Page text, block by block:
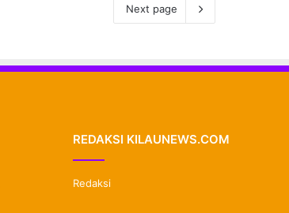
Next page
REDAKSI KILAUNEWS.COM
Redaksi